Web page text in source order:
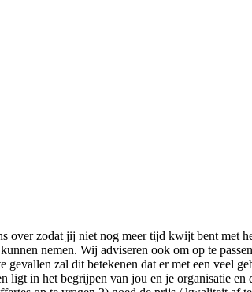
over zodat jij niet nog meer tijd kwijt bent met
nemen. Wij adviseren ook om op te
zal dit betekenen dat er met een veel
ligt in het begrijpen van jou en je organisatie